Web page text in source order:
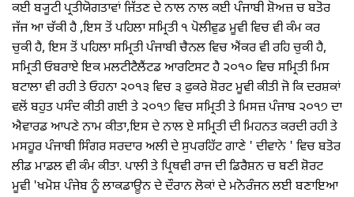
ਕਈ ਬ੍ਯੂਟੀ ਪ੍ਰਤੀਯੋਗਤਾਵਾਂ ਜਿੱਤਣ ਦੇ ਨਾਲ ਨਾਲ ਕਈ ਪੰਜਾਬੀ ਸ਼ੋਅਜ਼ ਚ ਬਤੋਰ
ਜੱਜ ਆ ਚੱਕੀ ਹੈ ,ਇਸ ਤੋਂ ਪਹਿਲਾ ਸਮ੍ਰਿਤੀ ੧ ਪੋਲੀਵੁਡ ਮੂਵੀ ਵਿਚ ਵੀ ਕੰਮ ਕਰ
ਚੁਕੀ ਹੈ, ਇਸ ਤੋਂ ਪਹਿਲਾ ਸਮ੍ਰਿਤੀ ਪੰਜਾਬੀ ਚੈਨਲ ਵਿਚ ਐਂਕਰ ਵੀ ਰਹਿ ਚੁਕੀ ਹੈ,
ਸਮ੍ਰਿਤੀ ਓਬਰਾਏ ਇਕ ਮਲਟੀਟੈਲੈਂਟਡ ਆਰਟਿਸਟ ਹੈ ੨੦੧੦ ਵਿਚ ਸਮ੍ਰਿਤੀ ਮਿਸ
ਬਟਾਲਾ ਵੀ ਰਹੀ ਤੇ ਓਹਨਾ ੨੦੧੩ ਵਿਚ ੩ ਫੁਕਰੇ ਸ਼ੋਰਟ ਮੂਵੀ ਕੀਤੀ ਜੋ ਕਿ ਦਰਸ਼ਕਾਂ
ਵਲੋਂ ਬਹੁਤ ਪਸੰਦ ਕੀਤੀ ਗਈ ਤੇ ੨੦੧੭ ਵਿਚ ਸਮ੍ਰਿਤੀ ਤੇ ਮਿਸਜ਼ ਪੰਜਾਬ ੨੦੧੭ ਦਾ
ਐਵਾਰਡ ਆਪਣੇ ਨਾਮ ਕੀਤਾ,ਇਸ ਦੇ ਨਾਲ ਏ ਸਮ੍ਰਿਤੀ ਦੀ ਮਿਹਨਤ ਕਰਦੀ ਰਹੀ ਤੇ
ਮਸਹੂਰ ਪੰਜਾਬੀ ਸਿੰਗਰ ਸਰਦਾਰ ਅਲੀ ਦੇ ਸੁਪਰਹਿੱਟ ਗਾਣੇ ' ਦੀਵਾਨੇ ' ਵਿਚ ਬਤੋਰ
ਲੀਡ ਮਾਡਲ ਵੀ ਕੰਮ ਕੀਤਾ. ਪਾਲੀ ਤੇ ਪ੍ਰਿਥਵੀ ਰਾਜ ਦੀ ਡਿਰੈਸ਼ਨ ਚ ਬਣੀ ਸ਼ੋਰਟ
ਮੂਵੀ 'ਖਮੋਸ਼ ਪੰਜੇਬ ਨੂੰ ਲਾਕਡਾਊਨ ਦੇ ਦੌਰਾਨ ਲੋਕਾਂ ਦੇ ਮਨੋਰੰਜਨ ਲਈ ਬਣਾਇਆ